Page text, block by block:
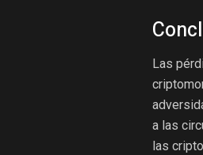
Las
a las
las